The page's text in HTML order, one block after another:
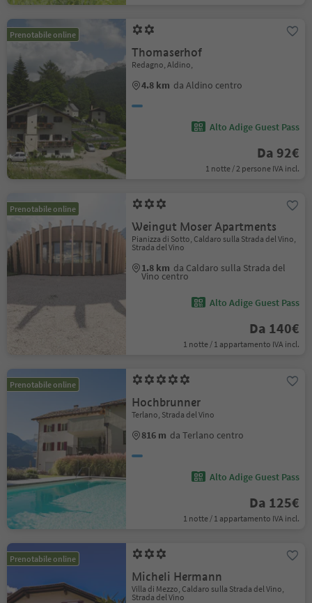
Prenotabile online
Thomaserhof
Redagno, Aldino,
4.8 km da Aldino centro
Alto Adige Guest Pass
Da 92€
1 notte / 2 persone IVA incl.
Prenotabile online
Weingut Moser Apartments
Pianizza di Sotto, Caldaro sulla Strada del Vino,
Strada del Vino
1.8 km da Caldaro sulla Strada del
Vino centro
Alto Adige Guest Pass
Da 140€
1 notte / 1 appartamento IVA incl.
Prenotabile online
Hochbrunner
Terlano, Strada del Vino
816 m da Terlano centro
Alto Adige Guest Pass
Da 125€
1 notte / 1 appartamento IVA incl.
Prenotabile online
Micheli Hermann
Villa di Mezzo, Caldaro sulla Strada del Vino,
Strada del Vino